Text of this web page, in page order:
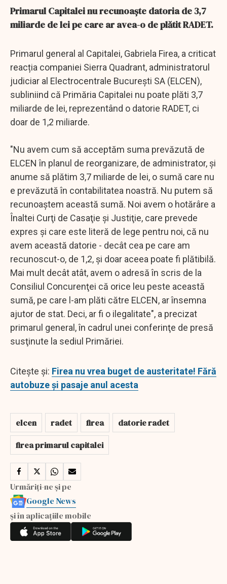
Primarul Capitalei nu recunoaște datoria de 3,7
miliarde de lei pe care ar avea-o de plătit RADET.
Primarul general al Capitalei, Gabriela Firea, a criticat
reacția companiei Sierra Quadrant, administratorul
judiciar al Electrocentrale Bucureşti SA (ELCEN),
subliniind că Primăria Capitalei nu poate plăti 3,7
miliarde de lei, reprezentând o datorie RADET, ci
doar de 1,2 miliarde.
"Nu avem cum să acceptăm suma prevăzută de
ELCEN în planul de reorganizare, de administrator, şi
anume să plătim 3,7 miliarde de lei, o sumă care nu
e prevăzută în contabilitatea noastră. Nu putem să
recunoaştem această sumă. Noi avem o hotărâre a
Înaltei Curţi de Casaţie şi Justiţie, care prevede
expres şi care este literă de lege pentru noi, că nu
avem această datorie - decât cea pe care am
recunoscut-o, de 1,2, şi doar aceea poate fi plătibilă.
Mai mult decât atât, avem o adresă în scris de la
Consiliul Concurenţei că orice leu peste această
sumă, pe care l-am plăti către ELCEN, ar însemna
ajutor de stat. Deci, ar fi o ilegalitate", a precizat
primarul general, în cadrul unei conferinţe de presă
susţinute la sediul Primăriei.
Citește și: Firea nu vrea buget de austeritate! Fără
autobuze și pasaje anul acesta
elcen radet firea
datorie radet
firea primarul capitalei
Urmăriți-ne și pe
Google News
și în aplicațiile mobile